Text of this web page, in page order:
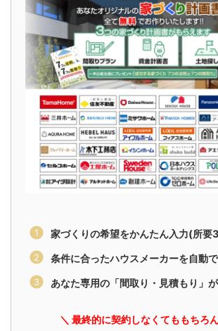
家づくりの希望をかんたん入力(所要
条件に合ったハウスメーカーを自動
あなた専用の「間取り・見積もり」
＼ 最終的に契約しなくてももちろ